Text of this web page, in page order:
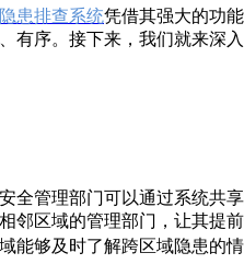
患排查系统凭借其强大的功
有序。接下来，我们就来深
管理部门可以通过系统共
邻区域的管理部门，让其提
能够及时了解跨区域隐患的